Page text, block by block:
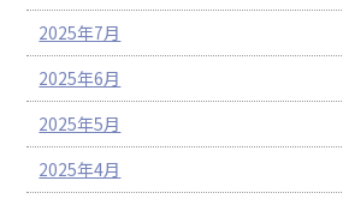
2025年7月
2025年6月
2025年5月
2025年4月